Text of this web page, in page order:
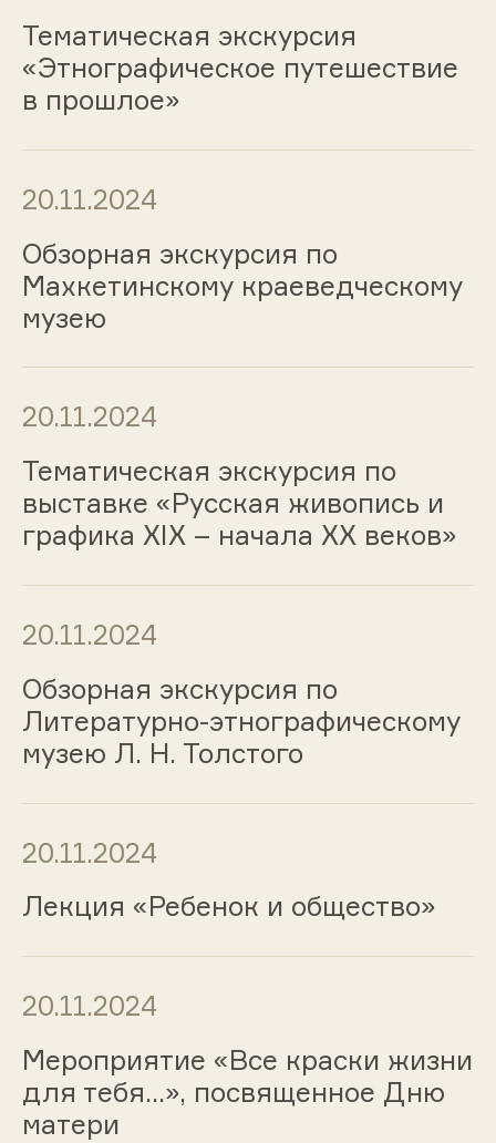
Тематическая экскурсия
«Этнографическое путешествие
в прошлое»
20.11.2024
Обзорная экскурсия по
Махкетинскому краеведческому
музею
20.11.2024
Тематическая экскурсия по
выставке «Русская живопись и
графика ХIХ – начала ХХ веков»
20.11.2024
Обзорная экскурсия по
Литературно-этнографическому
музею Л. Н. Толстого
20.11.2024
Лекция «Ребенок и общество»
20.11.2024
Мероприятие «Все краски жизни
для тебя…», посвященное Дню
матери